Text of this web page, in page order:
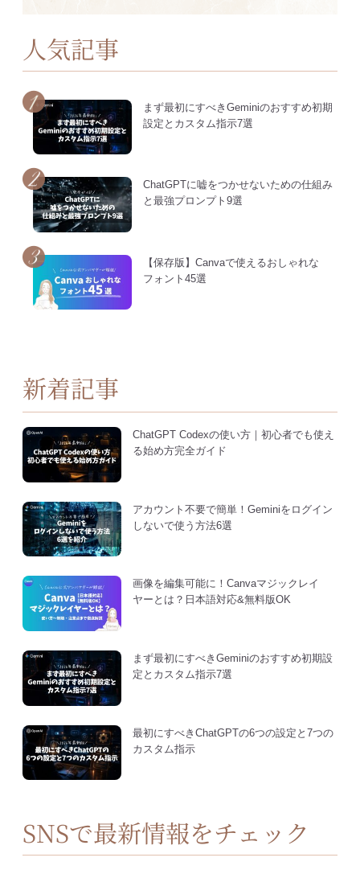
人気記事
まず最初にすべきGeminiのおすすめ初期
設定とカスタム指示7選
ChatGPTに嘘をつかせないための仕組み
と最強プロンプト9選
【保存版】Canvaで使えるおしゃれな
フォント45選
新着記事
ChatGPT Codexの使い方｜初心者でも使え
る始め方完全ガイド
アカウント不要で簡単！Geminiをログイン
しないで使う方法6選
画像を編集可能に！Canvaマジックレイ
ヤーとは？日本語対応&無料版OK
まず最初にすべきGeminiのおすすめ初期設
定とカスタム指示7選
最初にすべきChatGPTの6つの設定と7つの
カスタム指示
SNSで最新情報をチェック